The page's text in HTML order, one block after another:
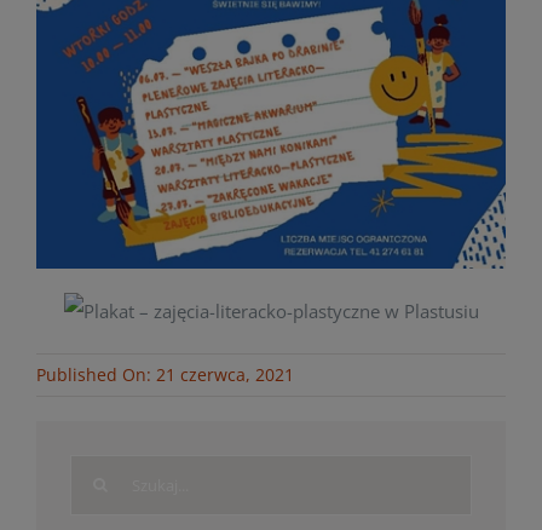
Published On: 21 czerwca, 2021